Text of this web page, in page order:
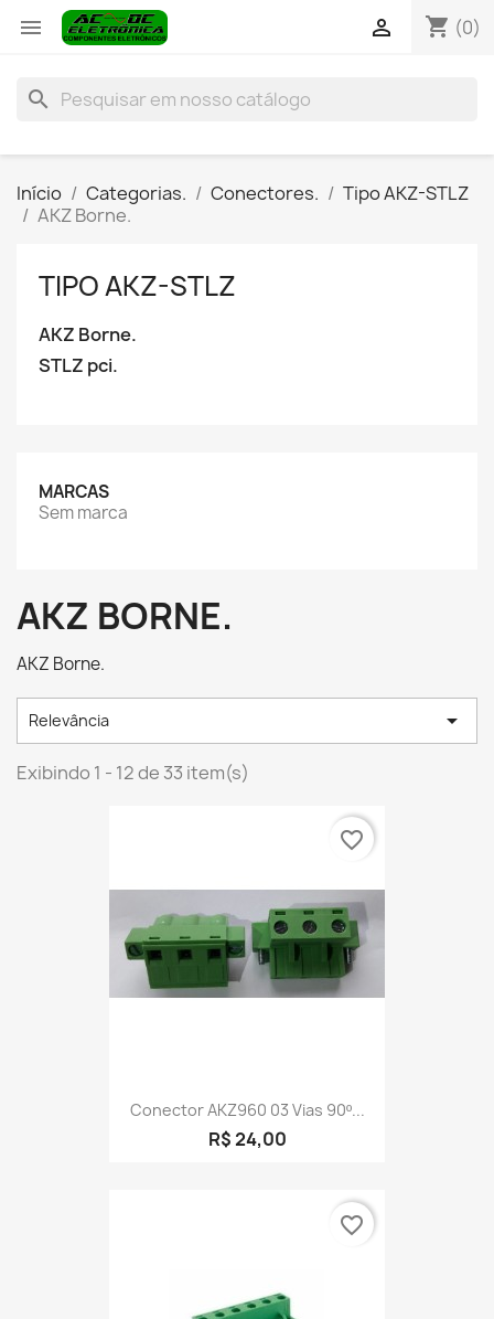
 shopping_cart (0)

search
Início Categorias. Conectores.
Tipo AKZ-STLZ
AKZ Borne.
TIPO AKZ-STLZ
AKZ Borne.
STLZ pci.
MARCAS
Sem marca
AKZ BORNE.
AKZ Borne.
Relevância 
Exibindo 1 - 12 de 33 item(s)
Conector AKZ960 03 Vias 90º...
R$ 24,00
favorite_border
favorite_border